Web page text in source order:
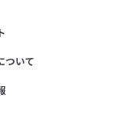
ついて